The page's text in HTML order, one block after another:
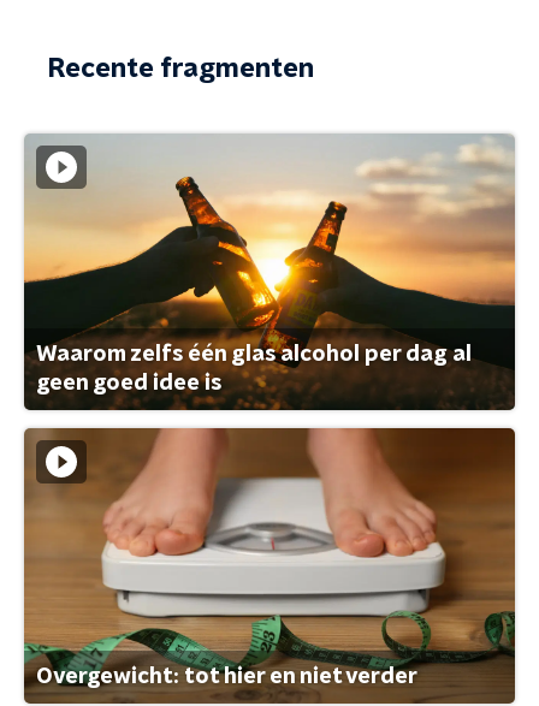
Recente fragmenten
Waarom zelfs één glas alcohol per dag al
geen goed idee is
Overgewicht: tot hier en niet verder